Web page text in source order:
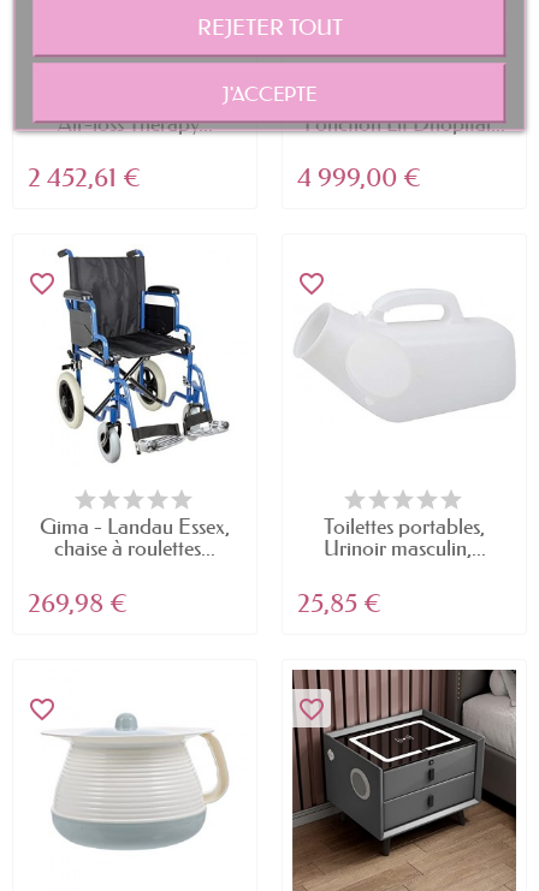
Medline Supra faible
Air-loss Therapy...
2 452,61 €
Fonction Lit Dhôpital...
4 999,00 €
favorite_border
Gima - Landau Essex,
chaise à roulettes...
269,98 €
favorite_border
Toilettes portables,
Urinoir masculin,...
25,85 €
favorite_border favorite_border
REJETER TOUT
J'ACCEPTE